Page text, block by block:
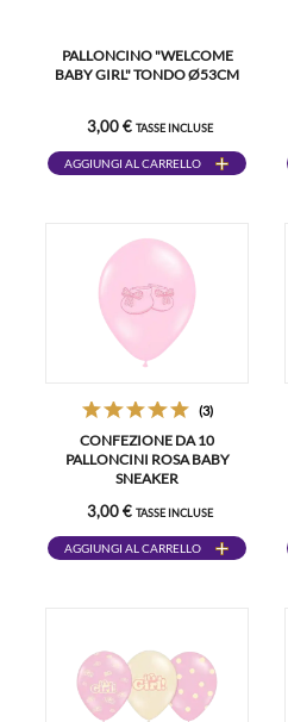
PALLONCINO "WELCOME
BABY GIRL" TONDO Ø53CM
3,00 € TASSE INCLUSE
AGGIUNGI AL CARRELLO
(3)
CONFEZIONE DA 10
PALLONCINI ROSA BABY
SNEAKER
3,00 € TASSE INCLUSE
AGGIUNGI AL CARRELLO